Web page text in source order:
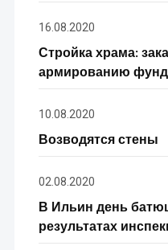
16.08.2020
Стройка храма:
армированию
10.08.2020
Возводятся стены
02.08.2020
В Ильин день
результатах